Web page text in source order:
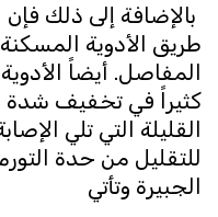
بالإضافة إلى ذلك فإن
طريق الأدوية المسكنة
المفاصل. أيضاً
كثيراً في تخفيف شدة
القليلة التي تلي
للتقليل من حدة التورم.
الجبيرة وتأتي